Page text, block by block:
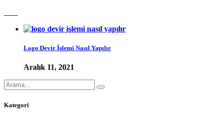
Logo Devir İşlemi Nasıl Yapılır
Aralık 11, 2021
Kategori